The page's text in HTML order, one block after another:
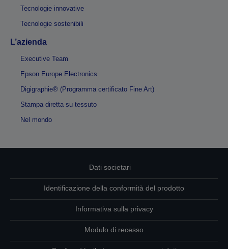
Tecnologie innovative
Tecnologie sostenibili
L’azienda
Executive Team
Epson Europe Electronics
Digigraphie® (Programma certificato Fine Art)
Stampa diretta su tessuto
Nel mondo
Dati societari
Identificazione della conformità del prodotto
Informativa sulla privacy
Modulo di recesso